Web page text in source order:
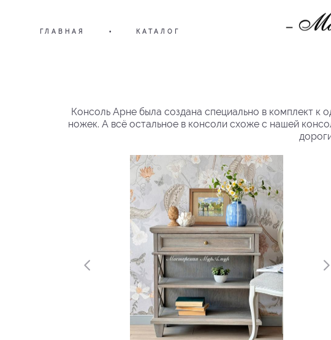
ГЛАВНАЯ • КАТАЛОГ
Консоль Арне была создана специально в комплект к
ножек. А всё остальное в консоли схоже с нашей